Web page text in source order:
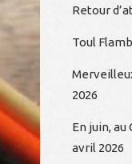
Retour
Toul
2026
En juin, au
avril 2026